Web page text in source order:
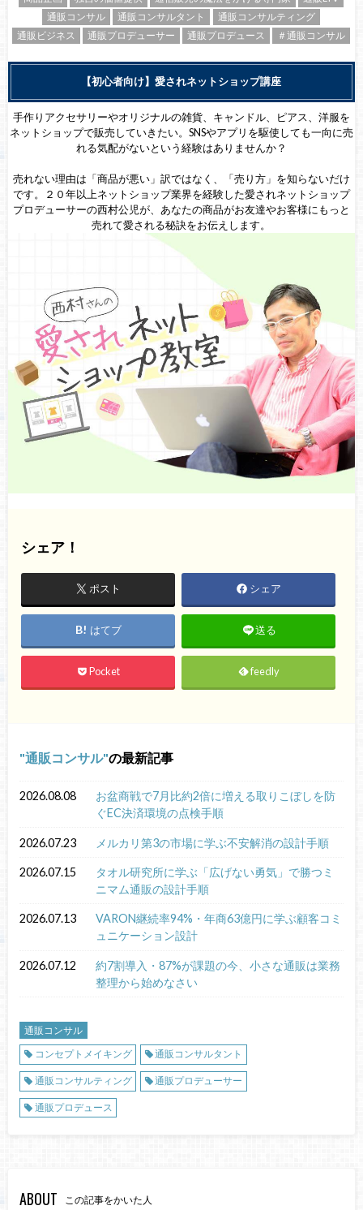
通販コンサル
通販コンサルタント
通販コンサルティング
通販ビジネス
通販プロデューサー 通販プロデュース ＃通販コンサル
【初心者向け】愛されネットショップ講座
手作りアクセサリーやオリジナルの雑貨、キャンドル、ピアス、洋服を
ネットショップで販売していきたい。SNSやアプリを駆使しても一向に売
れる気配がないという経験はありませんか？
売れない理由は「商品が悪い」訳ではなく、「売り方」を知らないだけ
です。２０年以上ネットショップ業界を経験した愛されネットショップ
プロデューサーの西村公児が、あなたの商品がお友達やお客様にもっと
売れて愛される秘訣をお伝えします。
シェア！
ポスト シェア
はてブ 送る
Pocket feedly
通販コンサル の最新記事
2026.08.08
お盆商戦で7月比約2倍に増える取りこぼしを防
ぐEC決済環境の点検手順
2026.07.23 メルカリ第3の市場に学ぶ不安解消の設計手順
2026.07.15
タオル研究所に学ぶ「広げない勇気」で勝つミ
ニマム通販の設計手順
2026.07.13
VARON継続率94%・年商63億円に学ぶ顧客コミ
ュニケーション設計
2026.07.12
約7割導入・87%が課題の今、小さな通販は業務
整理から始めなさい
通販コンサル
コンセプトメイキング
通販コンサルタント
通販コンサルティング 通販プロデューサー
通販プロデュース
ABOUT この記事をかいた人